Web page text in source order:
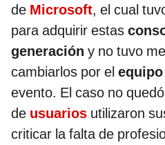
de Microsoft, el cual
para adquirir estas
generación y no tuvo
cambiarlos por el
evento. El caso no
de usuarios utilizaron
criticar la falta de